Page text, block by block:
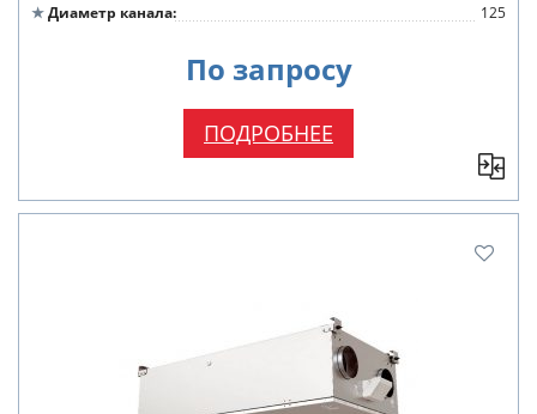
Диаметр канала
125
По запросу
ПОДРОБНЕЕ